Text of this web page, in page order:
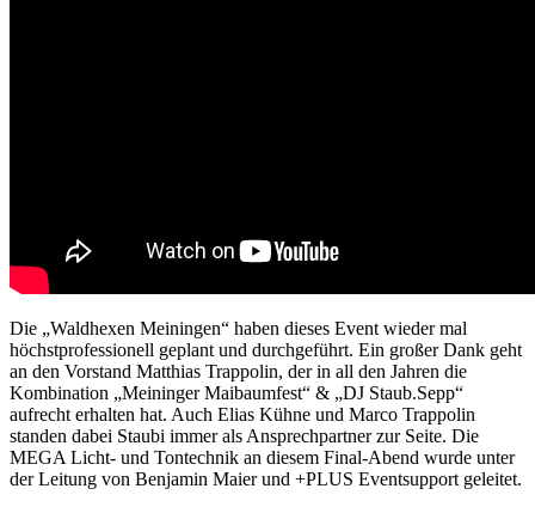
Die „Waldhexen Meiningen“ haben dieses Event wieder mal
höchstprofessionell geplant und durchgeführt. Ein großer Dank geht
an den Vorstand Matthias Trappolin, der in all den Jahren die
Kombination „Meininger Maibaumfest“ & „DJ Staub.Sepp“
aufrecht erhalten hat. Auch Elias Kühne und Marco Trappolin
standen dabei Staubi immer als Ansprechpartner zur Seite. Die
MEGA Licht- und Tontechnik an diesem Final-Abend wurde unter
der Leitung von Benjamin Maier und +PLUS Eventsupport geleitet.